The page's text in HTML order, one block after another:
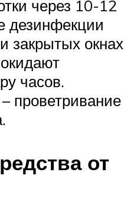
через 10-12
дезинфекции
закрытых окнах
часов.
проветривание
от